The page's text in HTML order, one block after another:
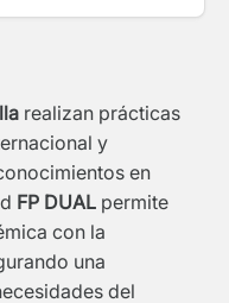
realizan prácticas
y
en
FP DUAL permite
con la
una
del